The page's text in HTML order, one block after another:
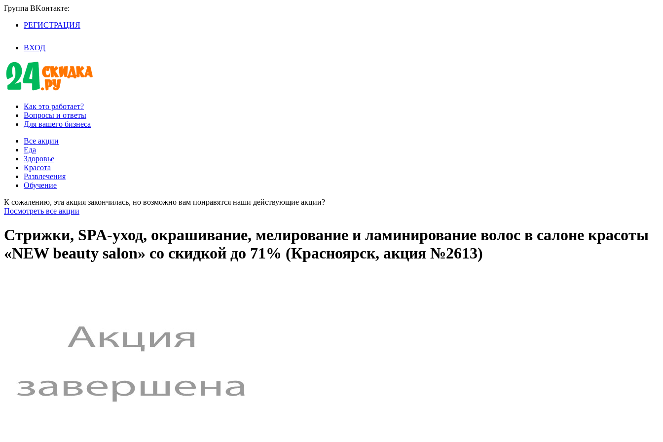
Группа BKoнтaктe:
РЕГИСТРАЦИЯ
ВХОД
Как это работает?
Вопросы и ответы
Для вашего бизнеса
Все акции
Еда
Здоровье
Красота
Развлечения
Обучение
К сожалению, эта акция закончилась, но возможно вам понравятся наши действующие акции?
Посмотреть все акции
Стрижки, SPA-уход, окрашивание, мелирование и ламинирование волос в салоне красоты
«NEW beauty salon» со скидкой до 71% (Красноярск, акция №2613)